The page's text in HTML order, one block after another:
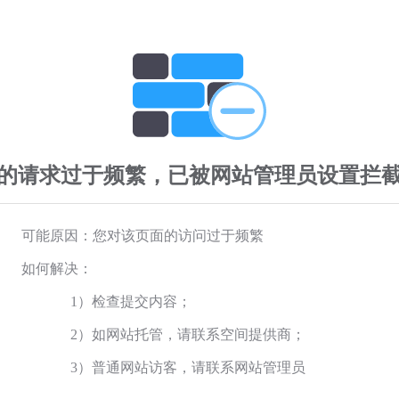
请求过于频繁，已被网站管理员设置拦
可能原因：您对该页面的访问过于频繁
如何解决：
1）检查提交内容；
2）如网站托管，请联系空间提供商；
3）普通网站访客，请联系网站管理员